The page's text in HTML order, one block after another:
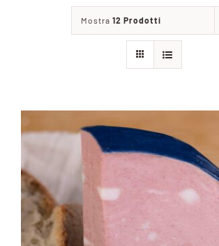
Visita il nostro shop
Blog
Contattaci
Mostra 12 Prodotti